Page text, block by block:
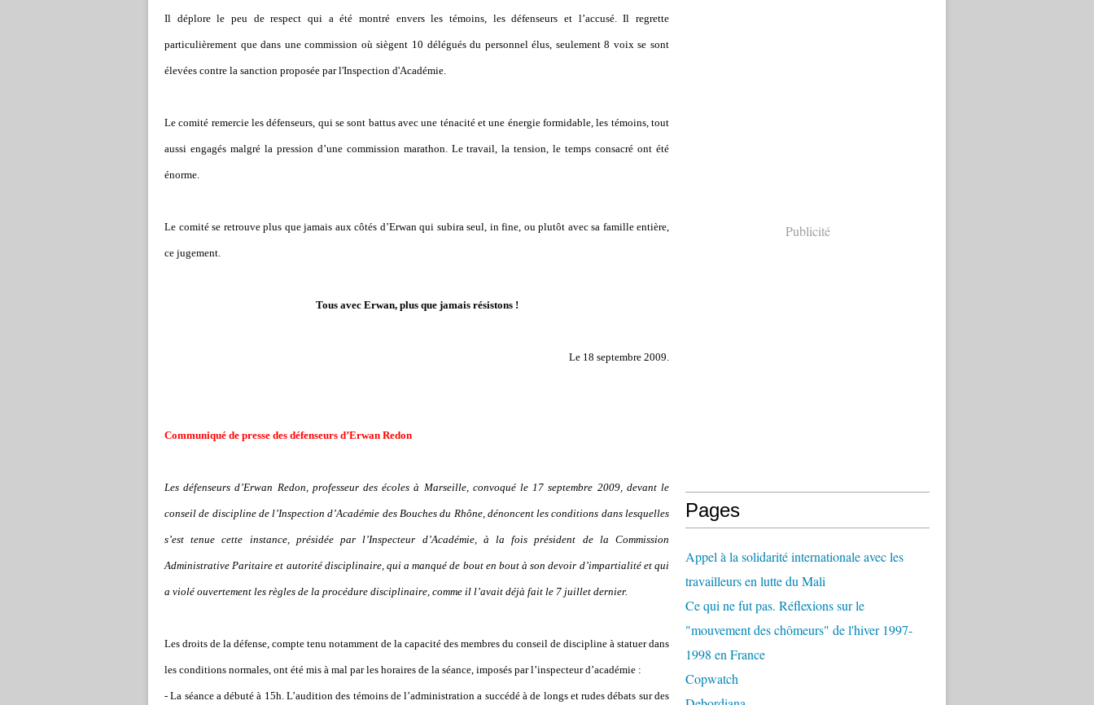
Il déplore le peu de respect qui a été montré envers les témoins, les défenseurs et l’accusé. Il regrette
particulièrement que dans une commission où siègent 10 délégués du personnel élus, seulement 8 voix se sont
élevées contre la sanction proposée par l'Inspection d'Académie.
Le comité remercie les défenseurs, qui se sont battus avec une ténacité et une énergie formidable, les témoins, tout
aussi engagés malgré la pression d’une commission marathon. Le travail, la tension, le temps consacré ont été
énorme.
Le comité se retrouve plus que jamais aux côtés d’Erwan qui subira seul, in fine, ou plutôt avec sa famille entière,
ce jugement.
Tous avec Erwan, plus que jamais résistons !
Le 18 septembre 2009.
Communiqué de presse des défenseurs d’Erwan Redon
Les défenseurs d’Erwan Redon, professeur des écoles à Marseille, convoqué le 17 septembre 2009, devant le
conseil de discipline de l’Inspection d’Académie des Bouches du Rhône, dénoncent les conditions dans lesquelles
s’est tenue cette instance, présidée par l’Inspecteur d’Académie, à la fois président de la Commission
Administrative Paritaire et autorité disciplinaire, qui a manqué de bout en bout à son devoir d’impartialité et qui
a violé ouvertement les règles de la procédure disciplinaire, comme il l’avait déjà fait le 7 juillet dernier.
Les droits de la défense, compte tenu notamment de la capacité des membres du conseil de discipline à statuer dans
les conditions normales, ont été mis à mal par les horaires de la séance, imposés par l’inspecteur d’académie :
- La séance a débuté à 15h. L’audition des témoins de l’administration a succédé à de longs et rudes débats sur des
Publicité
Pages
Appel à la solidarité internationale avec les
travailleurs en lutte du Mali
Ce qui ne fut pas. Réflexions sur le
"mouvement des chômeurs" de l'hiver 1997-
1998 en France
Copwatch